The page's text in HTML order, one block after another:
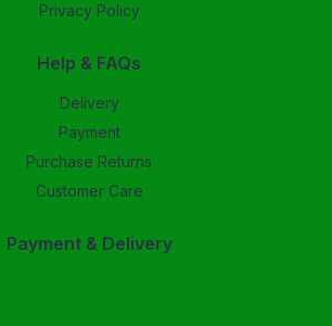
Privacy Policy
Help & FAQs
Delivery
Payment
Purchase Returns
Customer Care
Payment & Delivery